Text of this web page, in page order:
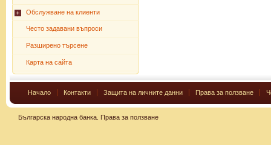
Обслужване на клиенти
Често задавани въпроси
Разширено търсене
Карта на сайта
Начало Контакти Защита на личните данни Права за ползване
Българска народна банка. Права за ползване